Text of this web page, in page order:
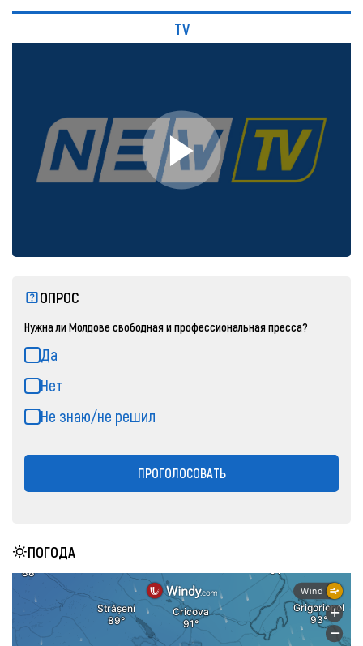
TV
ОПРОС
Нужна ли Молдове свободная и профессиональная пресса?
Да
Нет
Не знаю/не решил
ПРОГОЛОСОВАТЬ
ПОГОДА